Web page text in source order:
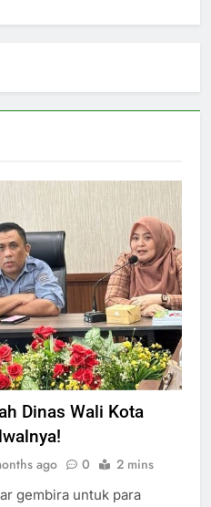
Dinas Wali Kota
ago 0 2 mins
gembira untuk para